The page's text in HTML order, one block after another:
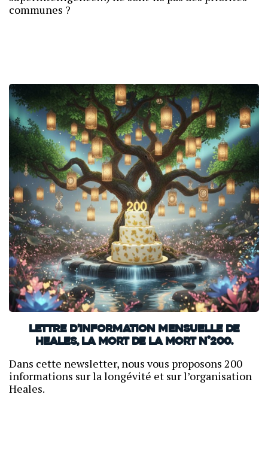
communes ?
Lettre d’information mensuelle de
Heales, La mort de la mort N°200.
Dans cette newsletter, nous vous proposons 200
informations sur la longévité et sur l’organisation
Heales.